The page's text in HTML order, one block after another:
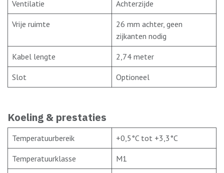
Ventilatie Achterzijde
Vrije ruimte
26 mm achter, geen
zijkanten nodig
Kabel lengte 2,74 meter
Slot Optioneel
Koeling & prestaties
Temperatuurbereik +0,5°C tot +3,3°C
Temperatuurklasse M1